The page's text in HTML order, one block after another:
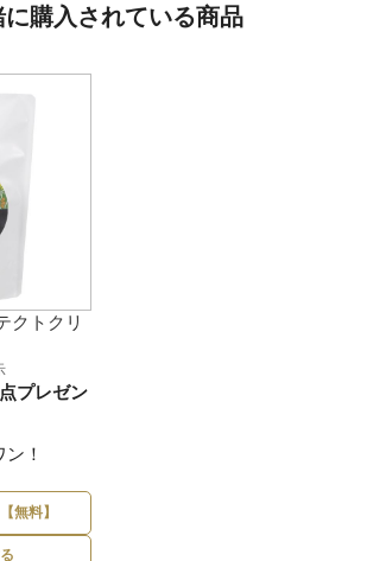
に購入されている商品
クトクリ
プレゼン
！
無料】